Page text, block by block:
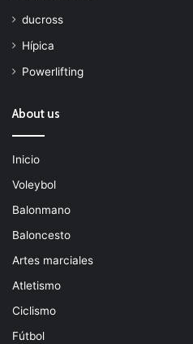
ducross
Hípica
Powerlifting
About us
Inicio
Voleybol
Balonmano
Baloncesto
Artes marciales
Atletismo
Ciclismo
Fútbol